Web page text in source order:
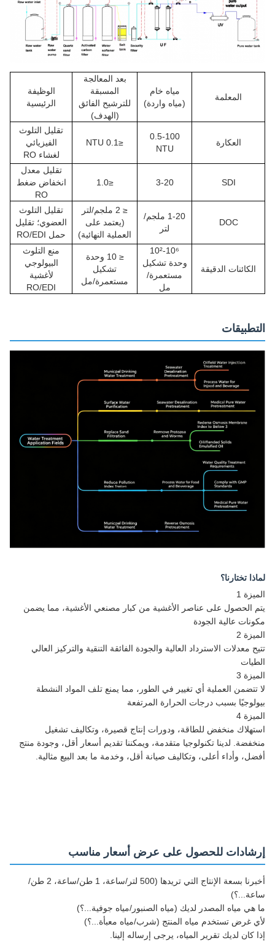
المعلمة
مياه خام
(مياه واردة)
بعد المعالجة
المسبقة
للترشيح الفائق
(الهدف)
الوظيفة
الرئيسية
العكارة
0.5-100
NTU
≤0.1 NTU
تقليل التلوث
الفيزيائي
لغشاء RO
SDI
3-20
≤1.0
تقليل معدل
انخفاض ضغط
RO
DOC
1-20 ملجم/
لتر
≤ 2 ملجم/لتر
(يعتمد على
العملية النهائية)
تقليل التلوث
العضوي؛ تقليل
حمل RO/EDI
الكائنات الدقيقة
10²-10⁶
وحدة تشكيل
مستعمرة/
مل
≤ 10 وحدة
تشكيل
مستعمرة/مل
منع التلوث
البيولوجي
لأغشية
RO/EDI
التطبيقات
لماذا تختارنا؟
الميزة 1
يتم الحصول على عناصر الأغشية من كبار مصنعي الأغشية، مما يضمن
مكونات عالية الجودة
الميزة 2
تتيح معدلات الاسترداد العالية والجودة الفائقة التنقية والتركيز العالي
الطيات
الميزة 3
لا تتضمن العملية أي تغيير في الطور، مما يمنع تلف المواد النشطة
بيولوجيًا بسبب درجات الحرارة المرتفعة
الميزة 4
استهلاك منخفض للطاقة، ودورات إنتاج قصيرة، وتكاليف تشغيل
منخفضة. لدينا تكنولوجيا متقدمة، ويمكننا تقديم أسعار أقل، وجودة منتج
أفضل، وأداء أعلى، وتكاليف صيانة أقل، وخدمة ما بعد البيع مثالية.
إرشادات للحصول على عرض أسعار مناسب
أخبرنا بسعة الإنتاج التي تريدها (500 لتر/ساعة، 1 طن/ساعة، 2 طن/
ساعة...؟)
ما هي مياه المصدر لديك (مياه الصنبور/مياه جوفية...؟)
لأي غرض تستخدم مياه المنتج (شرب/مياه معبأة...؟)
إذا كان لديك تقرير المياه، يرجى إرساله إلينا.